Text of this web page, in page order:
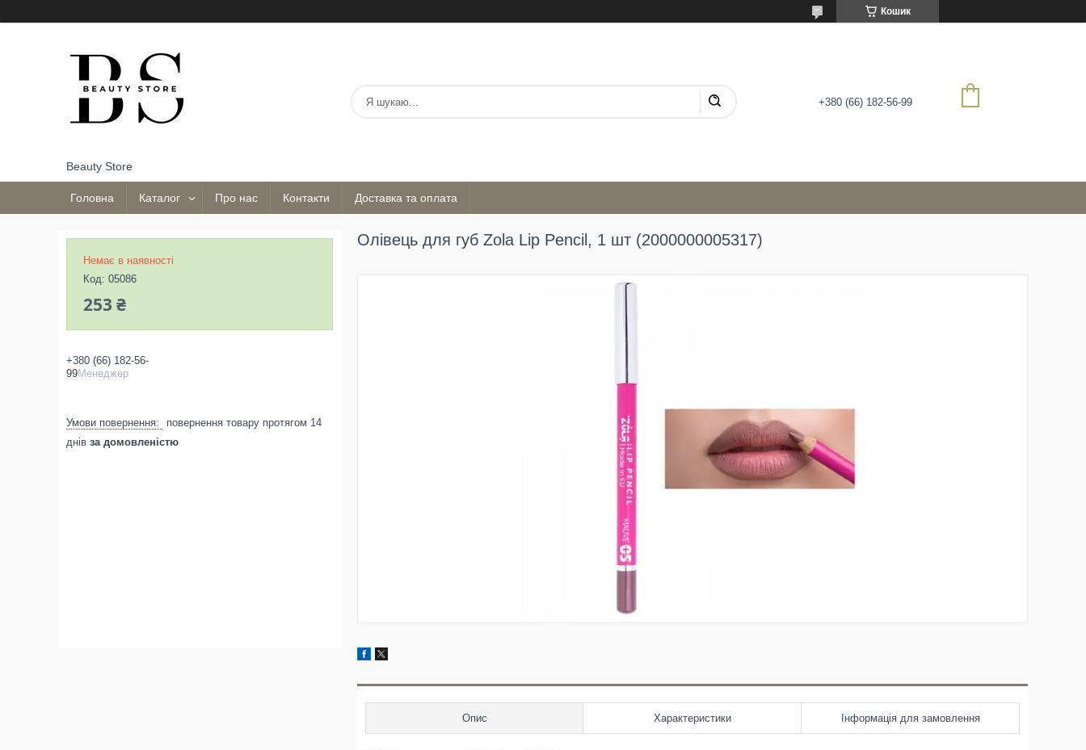
Кошик
Beauty Store
+380 (66) 182-56-99
Головна Каталог Про нас Контакти Доставка та оплата
Олівець для губ Zola Lip Pencil, 1 шт (2000000005317)
Опис Характеристики Інформація для замовлення
Немає в наявності
Код: 05086
253 ₴
+380 (66) 182-56-
99Менеджер
повернення товару протягом 14
днів за домовленістю